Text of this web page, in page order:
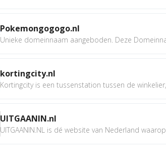
Pokemongogogo.nl
Unieke domeinnaam aangeboden. Deze
kortingcity.nl
Kortingcity is een tussenstation tussen de winkelier,...
UITGAANIN.nl
UITGAANIN.NL is dé website van Nederland waarop